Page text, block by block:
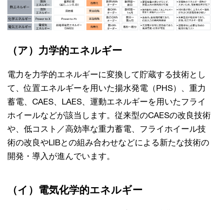
（ア）力学的エネルギー
電力を力学的エネルギーに変換して貯蔵する技術とし
て、位置エネルギーを用いた揚水発電（PHS）、重力
蓄電、CAES、LAES、運動エネルギーを用いたフライ
ホイールなどが該当します。従来型のCAESの改良技術
や、低コスト／高効率な重力蓄電、フライホイール技
術の改良やLIBとの組み合わせなどによる新たな技術の
開発・導入が進んでいます。
（イ）電気化学的エネルギー